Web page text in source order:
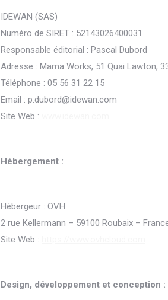
IDEWAN (SAS)
Numéro de SIRET : 52143026400031
Responsable éditorial : Pascal Dubord
Adresse : Mama Works, 51 Quai Lawton,
Téléphone : 05 56 31 22 15
Email : p.dubord@idewan.com
Site Web :
Hébergement :
Hébergeur : OVH
2 rue Kellermann – 59100 Roubaix –
Site Web :
Design, développement et conception :